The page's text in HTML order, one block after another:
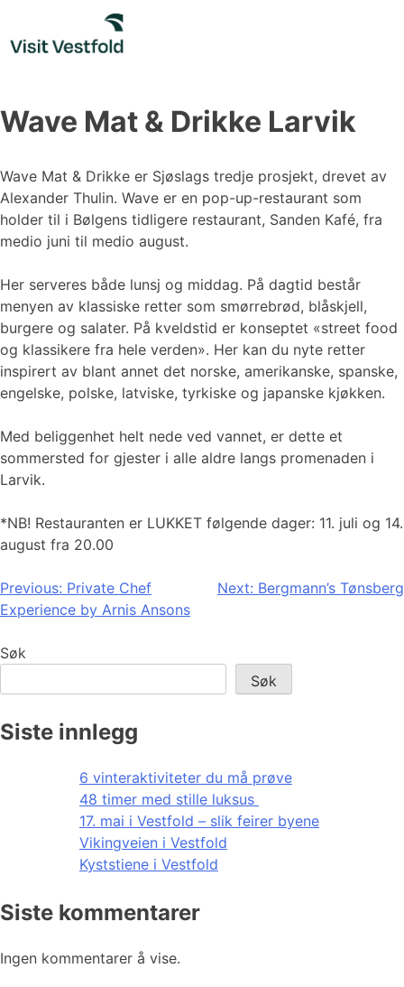
content
Wave Mat & Drikke Larvik
Wave Mat & Drikke er Sjøslags tredje prosjekt, drevet av
Alexander Thulin. Wave er en pop-up-restaurant som
holder til i Bølgens tidligere restaurant, Sanden Kafé, fra
medio juni til medio august.
Her serveres både lunsj og middag. På dagtid består
menyen av klassiske retter som smørrebrød, blåskjell,
burgere og salater. På kveldstid er konseptet «street food
og klassikere fra hele verden». Her kan du nyte retter
inspirert av blant annet det norske, amerikanske, spanske,
engelske, polske, latviske, tyrkiske og japanske kjøkken.
Med beliggenhet helt nede ved vannet, er dette et
sommersted for gjester i alle aldre langs promenaden i
Larvik.
*NB! Restauranten er LUKKET følgende dager: 11. juli og 14.
august fra 20.00
Innleggsnavigasjon
Previous: Private Chef
Experience by Arnis Ansons
Next: Bergmann’s Tønsberg
Søk
Søk
Siste innlegg
6 vinteraktiviteter du må prøve
48 timer med stille luksus
17. mai i Vestfold – slik feirer byene
Vikingveien i Vestfold
Kyststiene i Vestfold
Siste kommentarer
Ingen kommentarer å vise.